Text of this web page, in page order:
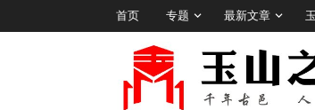
首页 专题 最新文章